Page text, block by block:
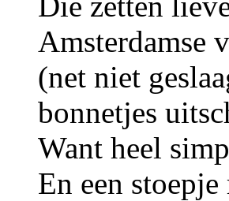
Amsterdamse
(net niet
bonnetjes
Want heel
En een